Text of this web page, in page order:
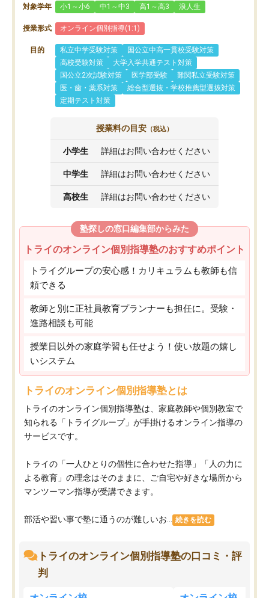
対象学年 小1～小6 中1～中3 高1～高3 浪人生
授業形式 オンライン個別指導(1:1)
目的 私立中学受験対策
国公立中高一貫校受験対策
高校受験対策
大学入学共通テスト対策
国公立2次試験対策
医学部受験
難関私立受験対策
医・歯・薬系対策
総合型選抜・学校推薦型選抜対策
定期テスト対策
授業料の目安 （税込）
小学生 詳細はお問い合わせください
中学生 詳細はお問い合わせください
高校生 詳細はお問い合わせください
塾探しの窓口編集部からみた
トライのオンライン個別指導塾のおすすめポイント
トライグループの安心感！カリキュラムも教師も信
頼できる
教師と別に正社員教育プランナーも担任に。受験・
進路相談も可能
授業日以外の家庭学習も任せよう！使い放題の嬉し
いシステム
トライのオンライン個別指導塾とは
トライのオンライン個別指導塾は、家庭教師や個別教室で
知られる「トライグループ」が手掛けるオンライン指導の
サービスです。
トライの「一人ひとりの個性に合わせた指導」「人の力に
よる教育」の理念はそのままに、ご自宅や好きな場所から
マンツーマン指導が受講できます。
部活や習い事で塾に通うのが難しいお... 続きを読む
トライのオンライン個別指導塾の口コミ・評
判